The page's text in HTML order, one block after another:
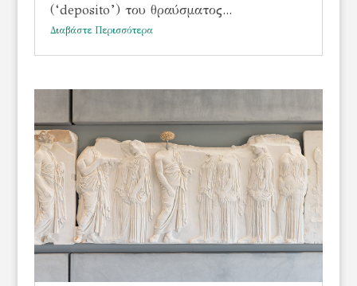
(‘deposito’) του θραύσματος...
Διαβάστε Περισσότερα